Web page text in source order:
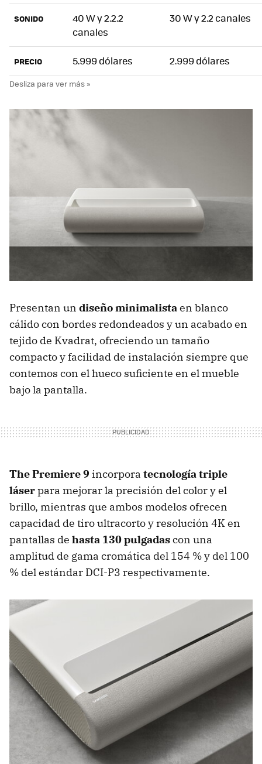
SONIDO
40 W y 2.2.2
canales
30 W y 2.2 canales
PRECIO 5.999 dólares 2.999 dólares
Presentan un diseño minimalistaen blanco
cálido con bordes redondeados y un acabado en
tejido de Kvadrat, ofreciendo un tamaño
compacto y facilidad de instalación siempre que
contemos con el hueco suficiente en el mueble
bajo la pantalla.
The Premiere 9 incorpora tecnología triple
láserpara mejorar la precisión del color y el
brillo, mientras que ambos modelos ofrecen
capacidad de tiro ultracorto y resolución 4K en
pantallas de hasta 130 pulgadascon una
amplitud de gama cromática del 154 % y del 100
% del estándar DCI-P3 respectivamente.